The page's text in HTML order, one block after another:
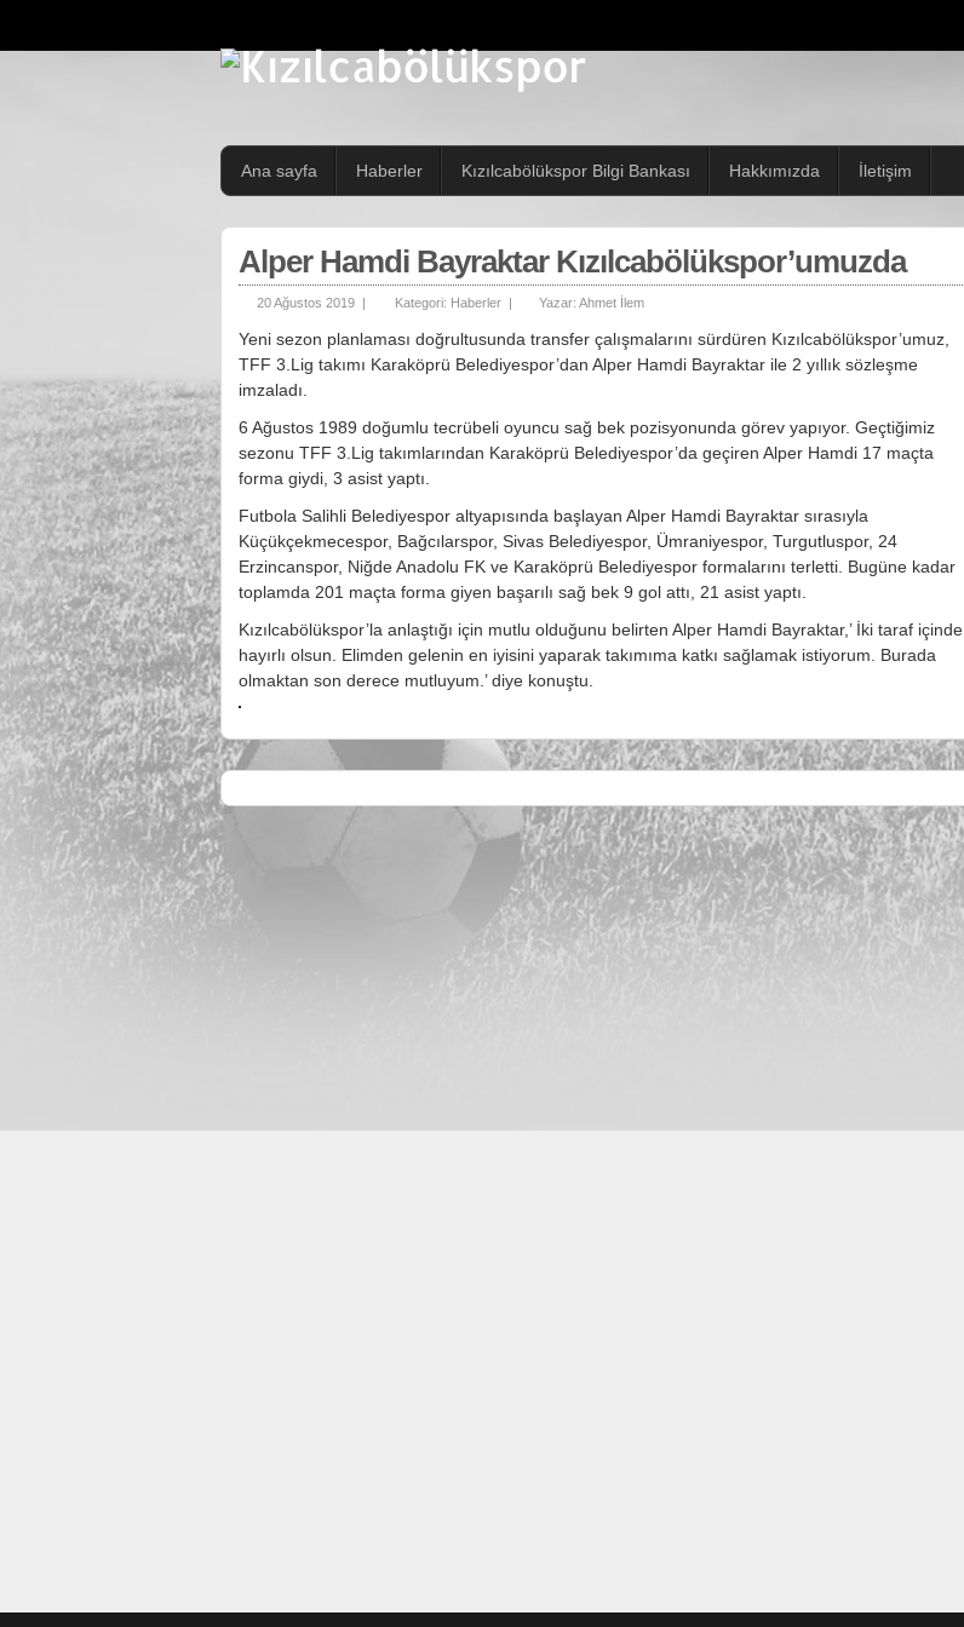
Ana sayfa Haberler Kızılcabölükspor Bilgi Bankası Hakkımızda İletişim
Alper Hamdi Bayraktar Kızılcabölükspor’umuzda
20 Ağustos 2019 | Kategori: Haberler | Yazar: Ahmet İlem
Yeni sezon planlaması doğrultusunda transfer çalışmalarını sürdüren Kızılcabölükspor’umuz,
TFF 3.Lig takımı Karaköprü Belediyespor’dan Alper Hamdi Bayraktar ile 2 yıllık sözleşme
imzaladı.
6 Ağustos 1989 doğumlu tecrübeli oyuncu sağ bek pozisyonunda görev yapıyor. Geçtiğimiz
sezonu TFF 3.Lig takımlarından Karaköprü Belediyespor’da geçiren Alper Hamdi 17 maçta
forma giydi, 3 asist yaptı.
Futbola Salihli Belediyespor altyapısında başlayan Alper Hamdi Bayraktar sırasıyla
Küçükçekmecespor, Bağcılarspor, Sivas Belediyespor, Ümraniyespor, Turgutluspor, 24
Erzincanspor, Niğde Anadolu FK ve Karaköprü Belediyespor formalarını terletti. Bugüne kadar
toplamda 201 maçta forma giyen başarılı sağ bek 9 gol attı, 21 asist yaptı.
Kızılcabölükspor’la anlaştığı için mutlu olduğunu belirten Alper Hamdi Bayraktar,’ İki taraf içinde
hayırlı olsun. Elimden gelenin en iyisini yaparak takımıma katkı sağlamak istiyorum. Burada
olmaktan son derece mutluyum.’ diye konuştu.